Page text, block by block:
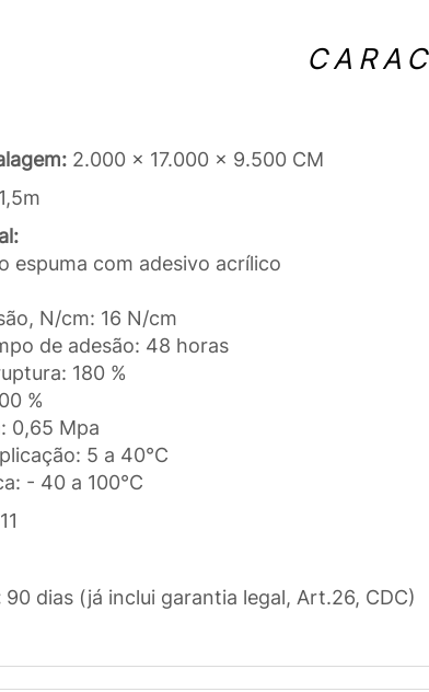
2.000 x 17.000 x 9.500 CM
espuma com adesivo acrílico
N/cm: 16 N/cm
de adesão: 48 horas
180 %
%
0,65 Mpa
5 a 40°C
- 40 a 100°C
90 dias (já inclui garantia legal, Art.26, CDC)